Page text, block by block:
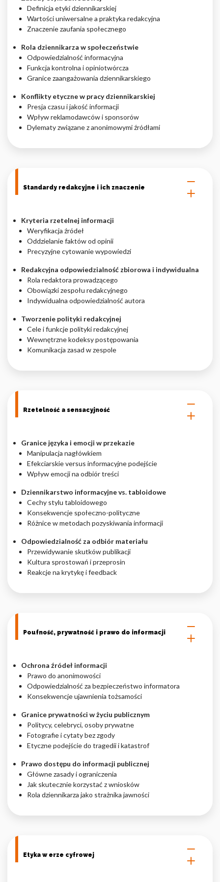
Definicja etyki dziennikarskiej
Wartości uniwersalne a praktyka redakcyjna
Znaczenie zaufania społecznego
Rola dziennikarza w społeczeństwie
Odpowiedzialność informacyjna
Funkcja kontrolna i opiniotwórcza
Granice zaangażowania dziennikarskiego
Konflikty etyczne w pracy dziennikarskiej
Presja czasu i jakość informacji
Wpływ reklamodawców i sponsorów
Dylematy związane z anonimowymi źródłami
Standardy redakcyjne i ich znaczenie
Kryteria rzetelnej informacji
Weryfikacja źródeł
Oddzielanie faktów od opinii
Precyzyjne cytowanie wypowiedzi
Redakcyjna odpowiedzialność zbiorowa i indywidualna
Rola redaktora prowadzącego
Obowiązki zespołu redakcyjnego
Indywidualna odpowiedzialność autora
Tworzenie polityki redakcyjnej
Cele i funkcje polityki redakcyjnej
Wewnętrzne kodeksy postępowania
Komunikacja zasad w zespole
Rzetelność a sensacyjność
Granice języka i emocji w przekazie
Manipulacja nagłówkiem
Efekciarskie versus informacyjne podejście
Wpływ emocji na odbiór treści
Dziennikarstwo informacyjne vs. tabloidowe
Cechy stylu tabloidowego
Konsekwencje społeczno-polityczne
Różnice w metodach pozyskiwania informacji
Odpowiedzialność za odbiór materiału
Przewidywanie skutków publikacji
Kultura sprostowań i przeprosin
Reakcje na krytykę i feedback
Poufność, prywatność i prawo do informacji
Ochrona źródeł informacji
Prawo do anonimowości
Odpowiedzialność za bezpieczeństwo informatora
Konsekwencje ujawnienia tożsamości
Granice prywatności w życiu publicznym
Politycy, celebryci, osoby prywatne
Fotografie i cytaty bez zgody
Etyczne podejście do tragedii i katastrof
Prawo dostępu do informacji publicznej
Główne zasady i ograniczenia
Jak skutecznie korzystać z wniosków
Rola dziennikarza jako strażnika jawności
Etyka w erze cyfrowej
Nieklasyfikowane pliki cookie, to pliki, które są w procesie
klasyfikowania, wraz z dostawcami poszczególnych ciasteczek.
Odrzuć
Zapisz moje preferencje
Akceptuj wszystko